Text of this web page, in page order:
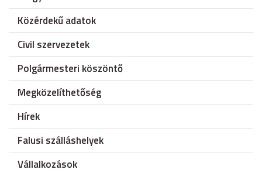
Közérdekű adatok
Civil szervezetek
Polgármesteri köszöntő
Megközelíthetőség
Hírek
Falusi szálláshelyek
Vállalkozások